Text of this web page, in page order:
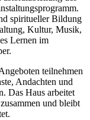
spiritueller Bildung
Kultur, Musik,
Lernen im
teilnehmen
Andachten und
Das Haus arbeitet
und bleibt